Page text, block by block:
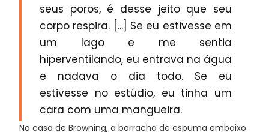
seus poros, é desse jeito que seu
corpo respira. [...] Se eu estivesse em
um lago e me sentia
hiperventilando, eu entrava na água
e nadava o dia todo. Se eu
estivesse no estúdio, eu tinha um
cara com uma mangueira.
No caso de Browning, a borracha de espuma embaixo